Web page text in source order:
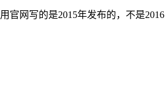
官网写的是2015年发布的，不是2016